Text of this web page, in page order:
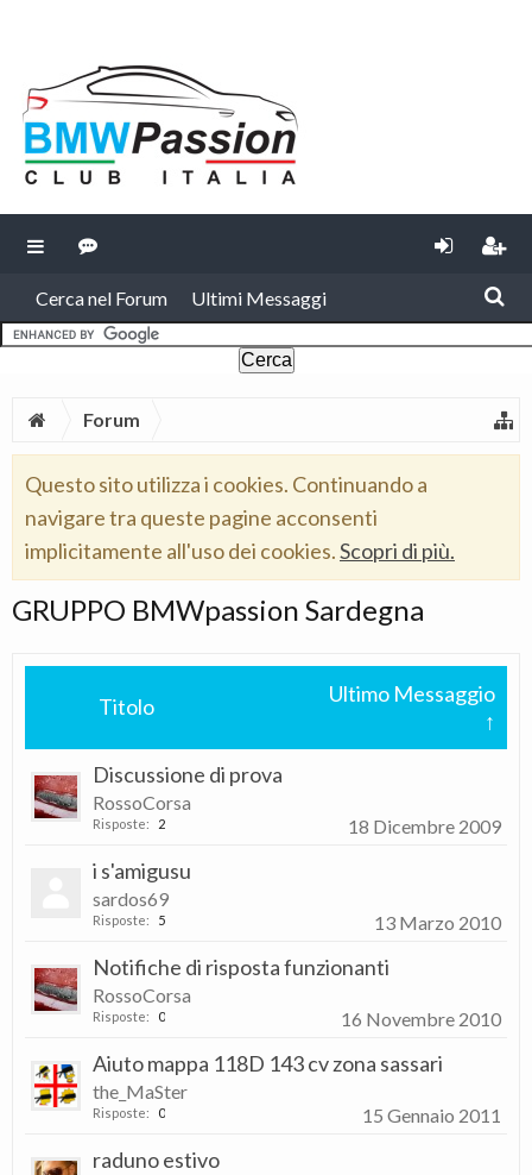
Cerca nel Forum Ultimi Messaggi
Forum
Questo sito utilizza i cookies. Continuando a
navigare tra queste pagine acconsenti
implicitamente all'uso dei cookies.Scopri di più.
GRUPPO BMWpassion Sardegna
Titolo
Ultimo Messaggio
↑
Discussione di prova
RossoCorsa
Risposte: 2 18 Dicembre 2009
i s'amigusu
sardos69
Risposte: 5 13 Marzo 2010
Notifiche di risposta funzionanti
RossoCorsa
Risposte: 0 16 Novembre 2010
Aiuto mappa 118D 143 cv zona sassari
the_MaSter
Risposte: 0 15 Gennaio 2011
raduno estivo